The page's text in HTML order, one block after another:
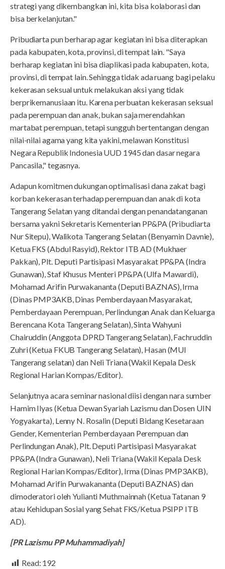
strategi yang dikembangkan ini, kita bisa kolaborasi dan
bisa berkelanjutan."
Pribudiarta pun berharap agar kegiatan ini bisa diterapkan
pada kabupaten, kota, provinsi, di tempat lain. "Saya
berharap kegiatan ini bisa diaplikasi pada kabupaten, kota,
provinsi, di tempat lain. Sehingga tidak ada ruang bagi pelaku
kekerasan seksual untuk melakukan aksi yang tidak
berprikemanusiaan itu. Karena perbuatan kekerasan seksual
pada perempuan dan anak, bukan saja merendahkan
martabat perempuan, tetapi sungguh bertentangan dengan
nilai-nilai agama yang kita yakini, melawan Konstitusi
Negara Republik Indonesia UUD 1945 dan dasar negara
Pancasila," tegasnya.
Adapun komitmen dukungan optimalisasi dana zakat bagi
korban kekerasan terhadap perempuan dan anak di kota
Tangerang Selatan yang ditandai dengan penandatanganan
bersama yakni Sekretaris Kementerian PP&PA (Pribudiarta
Nur Sitepu), Walikota Tangerang Selatan (Benyamin Davnie),
Ketua FKS (Abdul Rasyid), Rektor ITB AD (Mukhaer
Pakkan), Plt. Deputi Partisipasi Masyarakat PP&PA (Indra
Gunawan), Staf Khusus Menteri PP&PA (Ulfa Mawardi),
Mohamad Arifin Purwakananta (Deputi BAZNAS), Irma
(Dinas PMP3AKB, Dinas Pemberdayaan Masyarakat,
Pemberdayaan Perempuan, Perlindungan Anak dan Keluarga
Berencana Kota Tangerang Selatan), Sinta Wahyuni
Chairuddin (Anggota DPRD Tangerang Selatan), Fachruddin
Zuhri (Ketua FKUB Tangerang Selatan), Hasan (MUI
Tangerang selatan) dan Neli Triana (Wakil Kepala Desk
Regional Harian Kompas/Editor).
Selanjutnya acara seminar nasional diisi dengan nara sumber
Hamim Ilyas (Ketua Dewan Syariah Lazismu dan Dosen UIN
Yogyakarta), Lenny N. Rosalin (Deputi Bidang Kesetaraan
Gender, Kementerian Pemberdayaan Perempuan dan
Perlindungan Anak), Plt. Deputi Partisipasi Masyarakat
PP&PA (Indra Gunawan), Neli Triana (Wakil Kepala Desk
Regional Harian Kompas/Editor), Irma (Dinas PMP3AKB),
Mohamad Arifin Purwakananta (Deputi BAZNAS) dan
dimoderatori oleh Yulianti Muthmainnah (Ketua Tatanan 9
atau Kehidupan Sosial yang Sehat FKS/Ketua PSIPP ITB
AD).
[PR Lazismu PP Muhammadiyah]
Read: 192